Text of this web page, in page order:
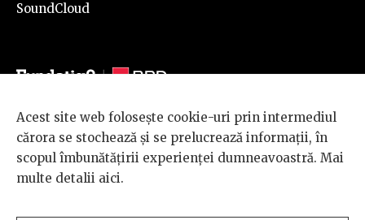
SoundCloud
© 2026 BRD Groupe Société Générale, toate drepturile rezervate.
Scena 9 este un proiect sustinut de
BRD GROUPE SOCIÉTÉ
GÉNÉRALE
Acest site web folosește cookie-uri prin intermediul
cărora se stochează și se prelucrează informații, în
scopul îmbunătățirii experienței dumneavoastră. Mai
multe detalii aici.